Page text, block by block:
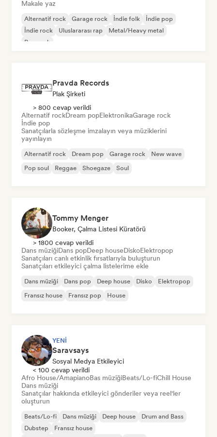
Makale yaz
Alternatif rock Garage rock İndie folk
İndie pop
İndie rock
Uluslararası rap
Metal/Heavy metal
Pop rock
Pravda Records
Plak Şirketi
> 800 cevap verildi
Alternatif rockDream popElektronikaGarage rock
İndie pop
Sanatçılarla sözleşme imzalayın veya müziklerini
yayınlayın
Alternatif rock Dream pop Garage rock
New wave
Pop soul
Reggae Shoegaze Soul
Tommy Menger
Booker, Çalma Listesi Küratörü
> 1800 cevap verildi
Dans müziğiDans popDeep houseDiskoElektropop
Sanatçıları canlı etkinlik fırsatlarıyla buluşturun
Sanatçıları etkileyici çalma listelerime ekle
Dans müziği Dans pop Deep house Disko
Elektropop
Fransız house
Fransız pop House
YENI
Saravsays
Sosyal Medya Etkileyici
< 100 cevap verildi
Afro House/AmapianoBas müziğiBeats/Lo-fiChill House
Dans müziği
Sanatçılar hakkında etkileyici gönderiler veya reel'ler
oluşturun
Beats/Lo-fi Dans müziği Deep house
Drum and Bass
Dubstep
Fransız house